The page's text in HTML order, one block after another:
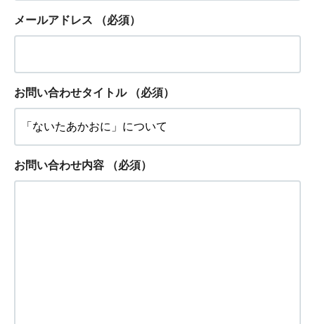
メールアドレス （必須）
お問い合わせタイトル （必須）
お問い合わせ内容 （必須）